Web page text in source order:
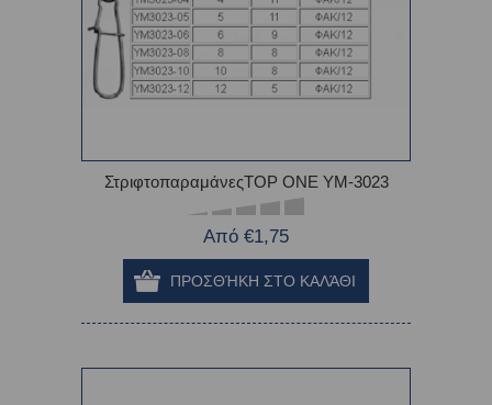
ΣτριφτοπαραμάνεςTOP ONE YM-3023
Από €1,75